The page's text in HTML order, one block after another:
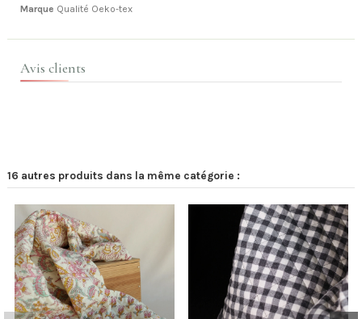
Marque Qualité Oeko-tex
Avis clients
16 autres produits dans la même catégorie :